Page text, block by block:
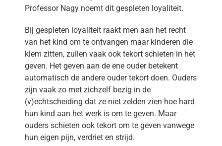
Professor Nagy noemt dit gespleten loyaliteit.
Bij gespleten loyaliteit raakt men aan het recht
van het kind om te ontvangen maar kinderen die
klem zitten, zullen vaak ook tekort schieten in het
geven. Het geven aan de ene ouder betekent
automatisch de andere ouder tekort doen. Ouders
zijn vaak zo met zichzelf bezig in de
(v)echtscheiding dat ze niet zelden zien hoe hard
hun kind aan het werk is om te geven. Maar
ouders schieten ook tekort om te geven vanwege
hun eigen pijn, verdriet en strijd.